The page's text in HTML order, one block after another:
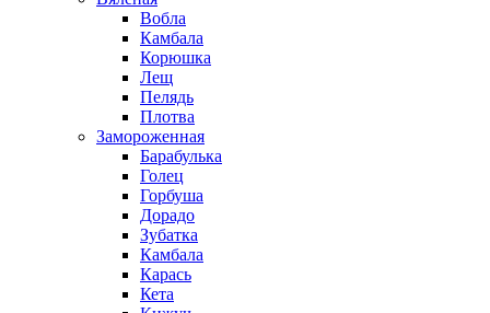
Вобла
Камбала
Корюшка
Лещ
Пелядь
Плотва
Замороженная
Барабулька
Голец
Горбуша
Дорадо
Зубатка
Камбала
Карась
Кета